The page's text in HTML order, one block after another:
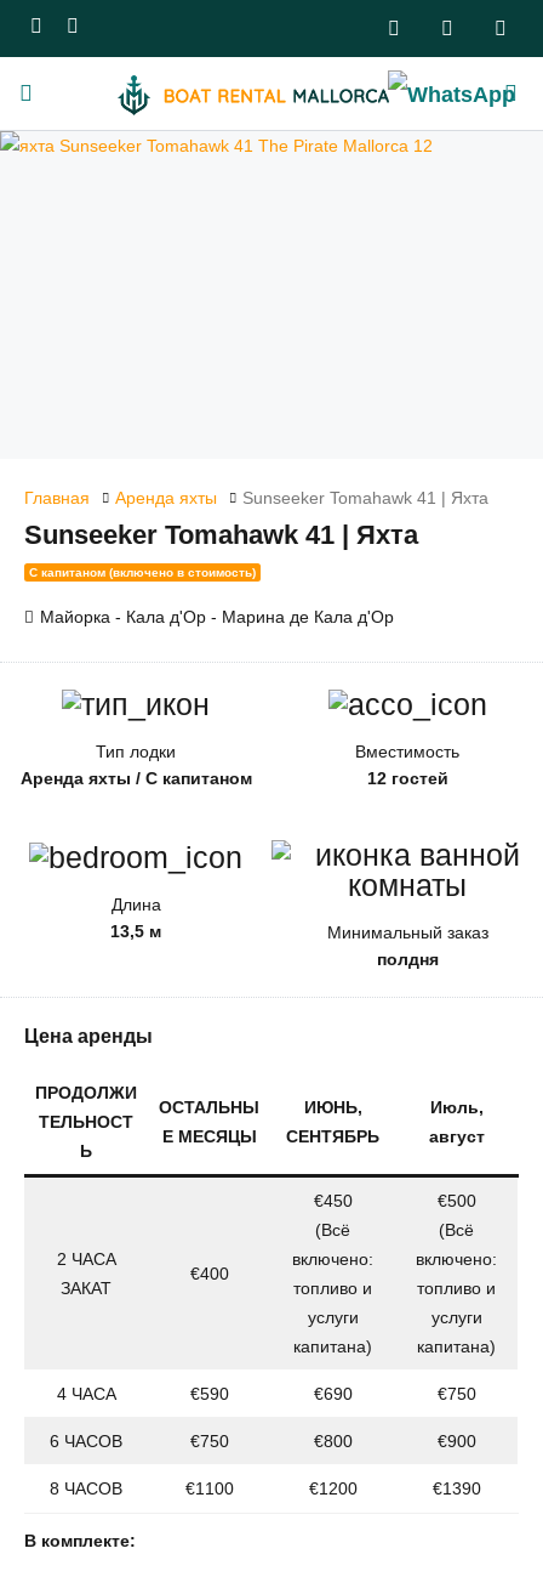
Главная Аренда яхты Sunseeker Tomahawk 41 | Яхта
Sunseeker Tomahawk 41 | Яхта
С капитаном (включено в стоимость)
Майорка - Кала д'Ор - Марина де Кала д'Ор
Тип лодки
Аренда яхты / С капитаном
Вместимость
12 гостей
Длина
13,5 м
Минимальный заказ
полдня
Цена аренды
ПРОДОЛЖИ
ТЕЛЬНОСТ
Ь
ОСТАЛЬНЫ
Е МЕСЯЦЫ
ИЮНЬ,
СЕНТЯБРЬ
Июль,
август
2 ЧАСА
ЗАКАТ
€400
€450
(Всё
включено:
топливо и
услуги
капитана)
€500
(Всё
включено:
топливо и
услуги
капитана)
4 ЧАСА €590 €690 €750
6 ЧАСОВ €750 €800 €900
8 ЧАСОВ €1100 €1200 €1390
В комплекте: